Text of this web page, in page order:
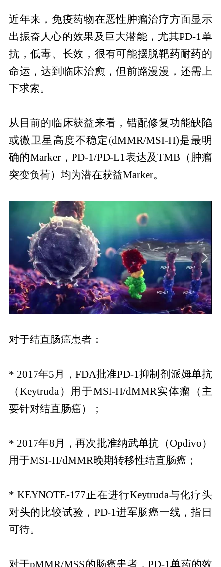
近年来，免疫药物在恶性肿瘤治疗方面显示
出振奋人心的效果及巨大潜能，尤其PD-1单
抗，低毒、长效，很有可能摆脱靶药耐药的
命运，达到临床治愈，但前路漫漫，还需上
下求索。
从目前的临床获益来看，错配修复功能缺陷
或微卫星高度不稳定(dMMR/MSI-H)是最明
确的Marker，PD-1/PD-L1表达及TMB（肿瘤
突变负荷）均为潜在获益Marker。
对于结直肠癌患者：
* 2017年5月，FDA批准PD-1抑制剂派姆单抗
（Keytruda）用于MSI-H/dMMR实体瘤（主
要针对结直肠癌）；
* 2017年8月，再次批准纳武单抗（Opdivo）
用于MSI-H/dMMR晚期转移性结直肠癌；
* KEYNOTE-177正在进行Keytruda与化疗头
对头的比较试验，PD-1进军肠癌一线，指日
可待。
对于pMMR/MSS的肠癌患者，PD-1单药的效